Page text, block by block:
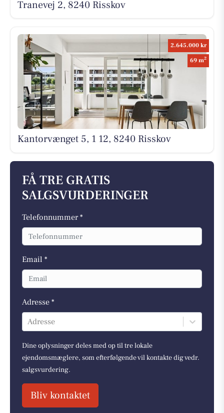
Tranevej 2, 8240 Risskov
2.645.000 kr
69 m2
Kantorvænget 5, 1 12, 8240 Risskov
FÅ TRE GRATIS
SALGSVURDERINGER
Telefonnummer *
Email *
Adresse *
Adresse
Dine oplysninger deles med op til tre lokale
ejendomsmæglere, som efterfølgende vil kontakte dig vedr.
salgsvurdering.
Bliv kontaktet